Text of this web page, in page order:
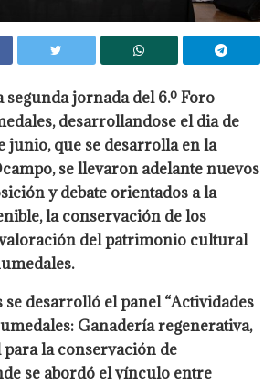
segunda jornada del 6.º Foro
desarrollandose el dia de
junio, que se desarrolla en la
se llevaron adelante nuevos
y debate orientados a la
la conservación de los
del patrimonio cultural
se desarrolló el panel “Actividades
Ganadería regenerativa,
la conservación de
se abordó el vínculo entre